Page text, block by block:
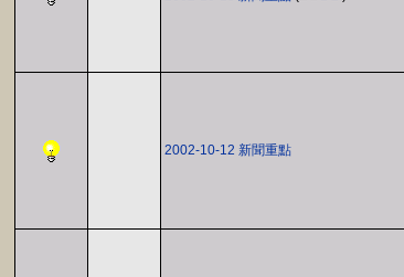
2002-10-12 新聞重點